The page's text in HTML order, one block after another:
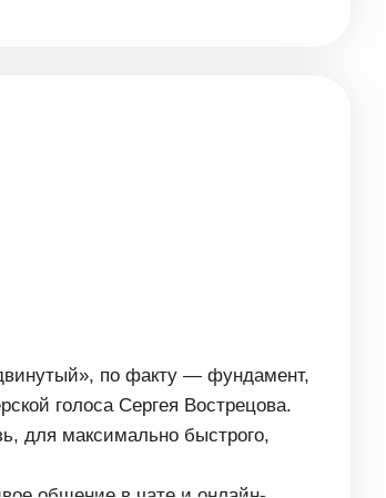
по факту — фундамент,
голоса Сергея Вострецова.
для максимально быстрого,